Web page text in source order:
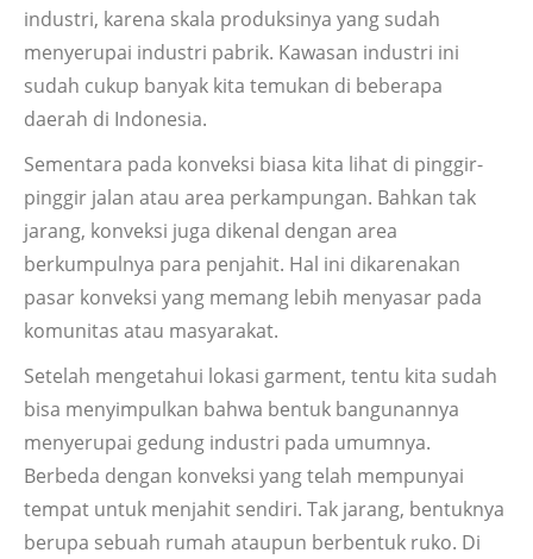
industri, karena skala produksinya yang sudah
menyerupai industri pabrik. Kawasan industri ini
sudah cukup banyak kita temukan di beberapa
daerah di Indonesia.
Sementara pada konveksi biasa kita lihat di pinggir-
pinggir jalan atau area perkampungan. Bahkan tak
jarang, konveksi juga dikenal dengan area
berkumpulnya para penjahit. Hal ini dikarenakan
pasar konveksi yang memang lebih menyasar pada
komunitas atau masyarakat.
Setelah mengetahui lokasi garment, tentu kita sudah
bisa menyimpulkan bahwa bentuk bangunannya
menyerupai gedung industri pada umumnya.
Berbeda dengan konveksi yang telah mempunyai
tempat untuk menjahit sendiri. Tak jarang, bentuknya
berupa sebuah rumah ataupun berbentuk ruko. Di